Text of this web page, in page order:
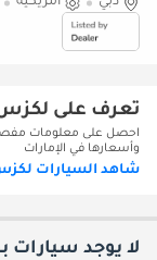
تعرف على
احصل على معلومات
وأسعارها في الإمارات
شاهد السيارات
لا يوجد سيارات